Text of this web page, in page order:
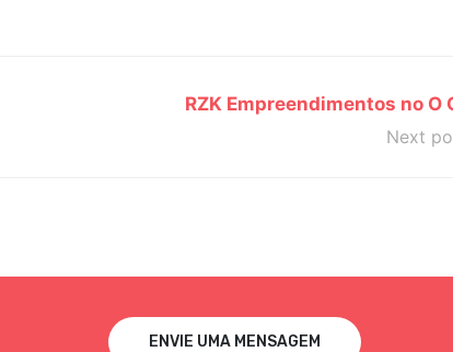
RZK Empreendimentos no O
Next
ENVIE UMA MENSAGEM